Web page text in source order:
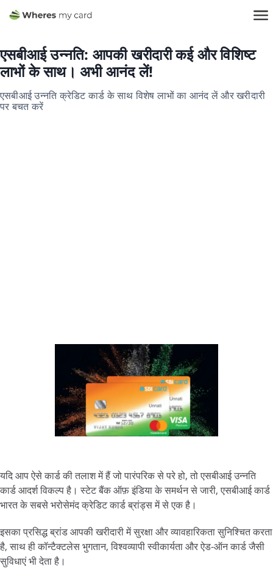
एसबीआई उन्नति: आपकी खरीदारी कई और विशिष्ट
लाभों के साथ। अभी आनंद लें!
एसबीआई उन्नति क्रेडिट कार्ड के साथ विशेष लाभों का आनंद लें और खरीदारी
पर बचत करें
यदि आप ऐसे कार्ड की तलाश में हैं जो पारंपरिक से परे हो, तो एसबीआई उन्नति
कार्ड आदर्श विकल्प है। स्टेट बैंक ऑफ़ इंडिया के समर्थन से जारी, एसबीआई कार्ड
भारत के सबसे भरोसेमंद क्रेडिट कार्ड ब्रांड्स में से एक है।
इसका प्रसिद्ध ब्रांड आपकी खरीदारी में सुरक्षा और व्यावहारिकता सुनिश्चित करता
है, साथ ही कॉन्टैक्टलेस भुगतान, विश्वव्यापी स्वीकार्यता और ऐड-ऑन कार्ड जैसी
सुविधाएं भी देता है।